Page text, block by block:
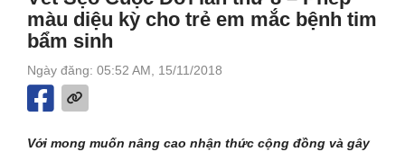
màu diệu kỳ cho trẻ em mắc bệnh tim
bẩm sinh
Ngày đăng: 05:52 AM, 15/11/2018
Với mong muốn nâng cao nhận thức cộng đồng và gây